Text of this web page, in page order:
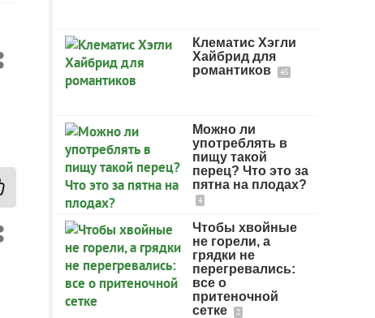
Клематис Хэгли
Хайбрид для
романтиков
45
Можно ли
употреблять в
пищу такой
перец? Что это за
пятна на плодах?
4
Чтобы хвойные
не горели, а
грядки не
перегревались:
все о
притеночной
сетке
2